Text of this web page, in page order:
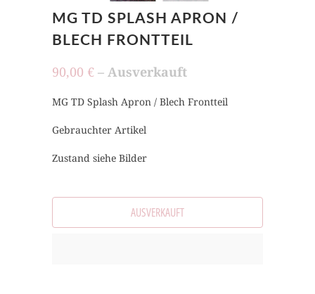
MG TD SPLASH APRON /
BLECH FRONTTEIL
90,00 € – Ausverkauft
MG TD Splash Apron / Blech Frontteil
Gebrauchter Artikel
Zustand siehe Bilder
AUSVERKAUFT